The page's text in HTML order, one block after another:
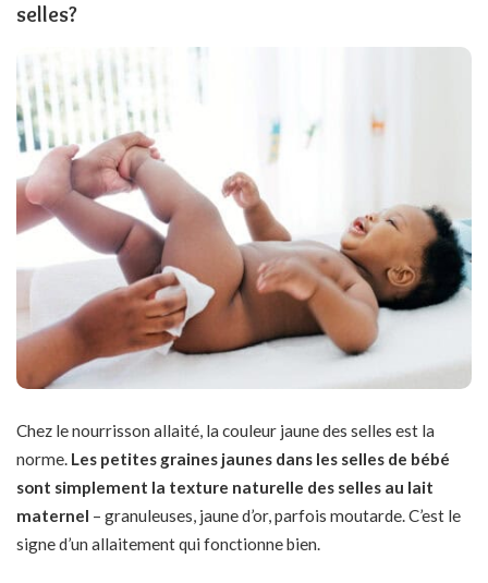
selles?
Chez le nourrisson allaité, la couleur jaune des selles est la
norme. Les petites graines jaunes dans les selles de bébé
sont simplement la texture naturelle des selles au lait
maternel – granuleuses, jaune d’or, parfois moutarde. C’est le
signe d’un allaitement qui fonctionne bien.